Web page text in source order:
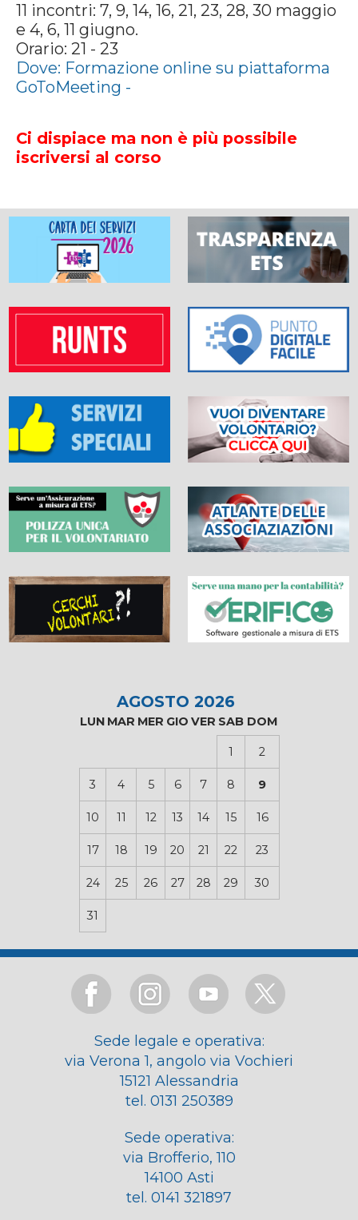
11 incontri: 7, 9, 14, 16, 21, 23, 28, 30 maggio
e 4, 6, 11 giugno.
Orario: 21 - 23
Dove: Formazione online su piattaforma
GoToMeeting -
Ci dispiace ma non è più possibile
iscriversi al corso
AGOSTO 2026
LUN MAR MER GIO VER SAB DOM
1 2
3 4 5 6 7 8 9
10 11 12 13 14 15 16
17 18 19 20 21 22 23
24 25 26 27 28 29 30
31
Sede legale e operativa:
via Verona 1, angolo via Vochieri
15121 Alessandria
tel. 0131 250389
Sede operativa:
via Brofferio, 110
14100 Asti
tel. 0141 321897